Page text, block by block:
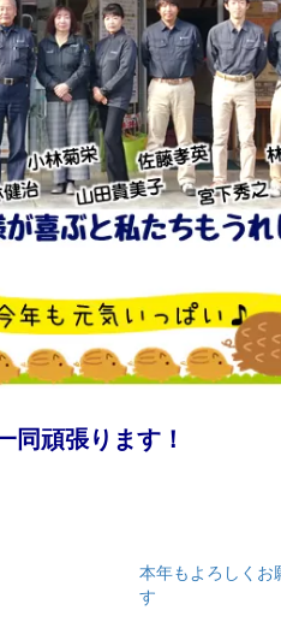
同頑張ります！
本年もよろしくお
す